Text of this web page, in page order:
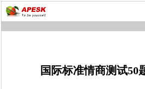
国际标准情商测试50